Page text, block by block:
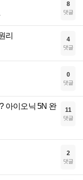
8
댓글
리 4
댓글
0
댓글
아이오닉 5N 완
11
댓글
2
댓글